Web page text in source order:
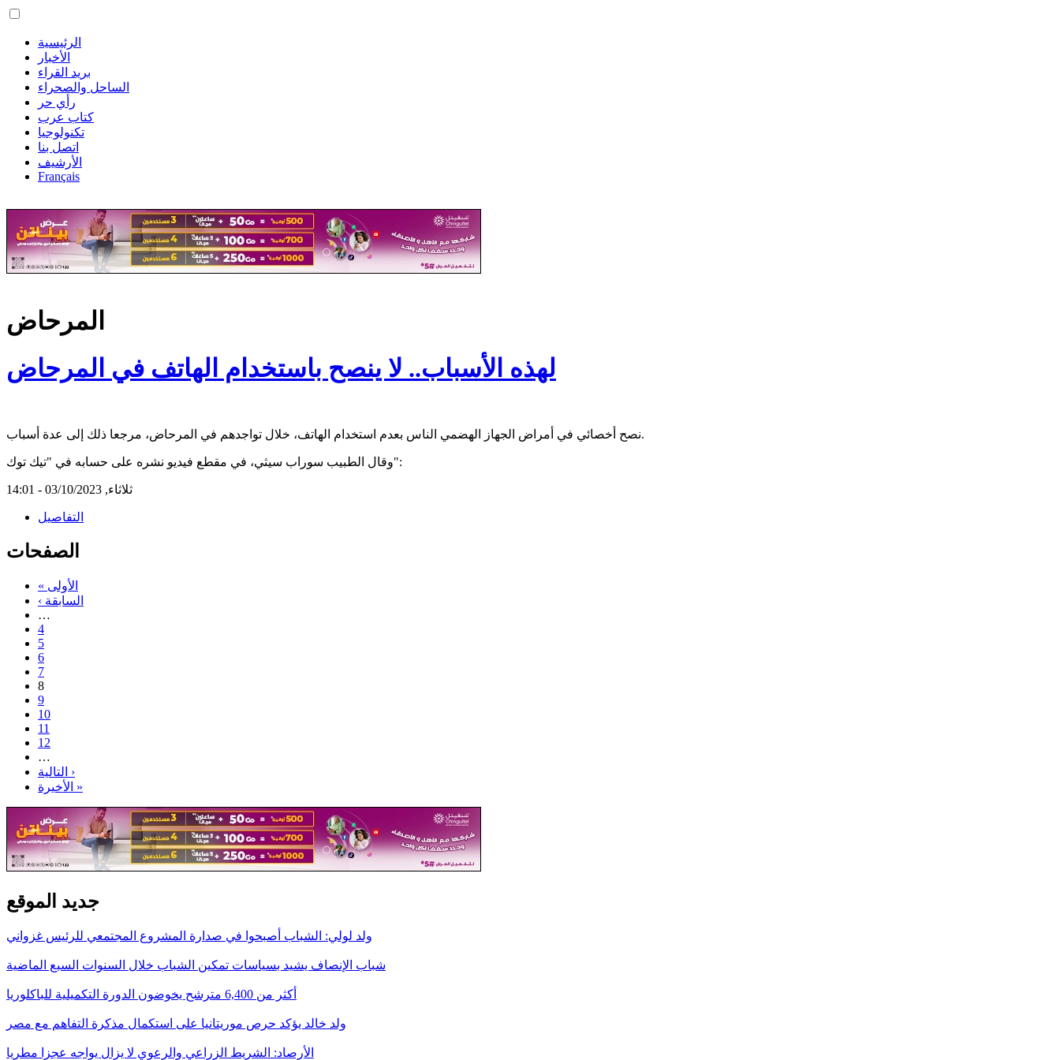
الرئيسية
الأخبار
بريد القراء
الساحل والصحراء
رأي حر
كتاب عرب
تكنولوجيا
اتصل بنا
الأرشيف
Français
المرحاض
لهذه الأسباب.. لا ينصح باستخدام الهاتف في المرحاض
نصح أخصائي في أمراض الجهاز الهضمي الناس بعدم استخدام الهاتف، خلال تواجدهم في المرحاض، مرجعا ذلك إلى عدة أسباب.
وقال الطبيب سوراب سيثي، في مقطع فيديو نشره على حسابه في "تيك توك":
ثلاثاء, 03/10/2023 - 14:01
التفاصيل
الصفحات
« الأولى
‹ السابقة
…
4
5
6
7
8
9
10
11
12
…
التالية ›
الأخيرة »
جديد الموقع
ولد لولي: الشباب أصبحوا في صدارة المشروع المجتمعي للرئيس غزواني
شباب الإنصاف يشيد بسياسات تمكين الشباب خلال السنوات السبع الماضية
أكثر من 6,400 مترشح يخوضون الدورة التكميلية للباكلوريا
ولد خالد يؤكد حرص موريتانيا على استكمال مذكرة التفاهم مع مصر
الأرصاد: الشريط الزراعي والرعوي لا يزال يواجه عجزا مطريا